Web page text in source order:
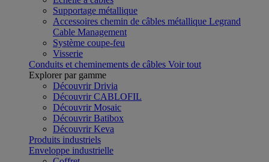
Supportage métallique
Accessoires chemin de câbles métallique Legrand
Cable Management
Système coupe-feu
Visserie
Conduits et cheminements de câbles Voir tout
Explorer par gamme
Découvrir Drivia
Découvrir CABLOFIL
Découvrir Mosaic
Découvrir Batibox
Découvrir Keva
Produits industriels
Enveloppe industrielle